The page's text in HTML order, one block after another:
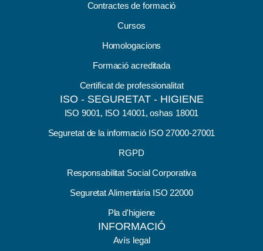
Contractes de formació
Cursos
Homologacions
Formació acreditada
Certificat de professionalitat
ISO - SEGURETAT - HIGIENE
ISO 9001, ISO 14001, oshas 18001
Seguretat de la informació ISO 27000-27001
RGPD
Responsabilitat Social Corporativa
Seguretat Alimentària ISO 22000
Pla d'higiene
INFORMACIÓ
Avís legal